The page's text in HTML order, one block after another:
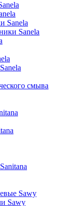
Sanela
Sanela
смыва
Sawy
Sawy